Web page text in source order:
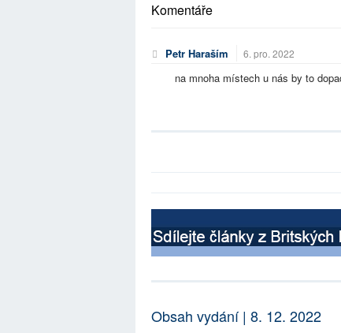
Komentáře
Petr Haraším 6. pro. 2022
na mnoha místech u nás by to
Obsah vydání | 8. 12. 2022